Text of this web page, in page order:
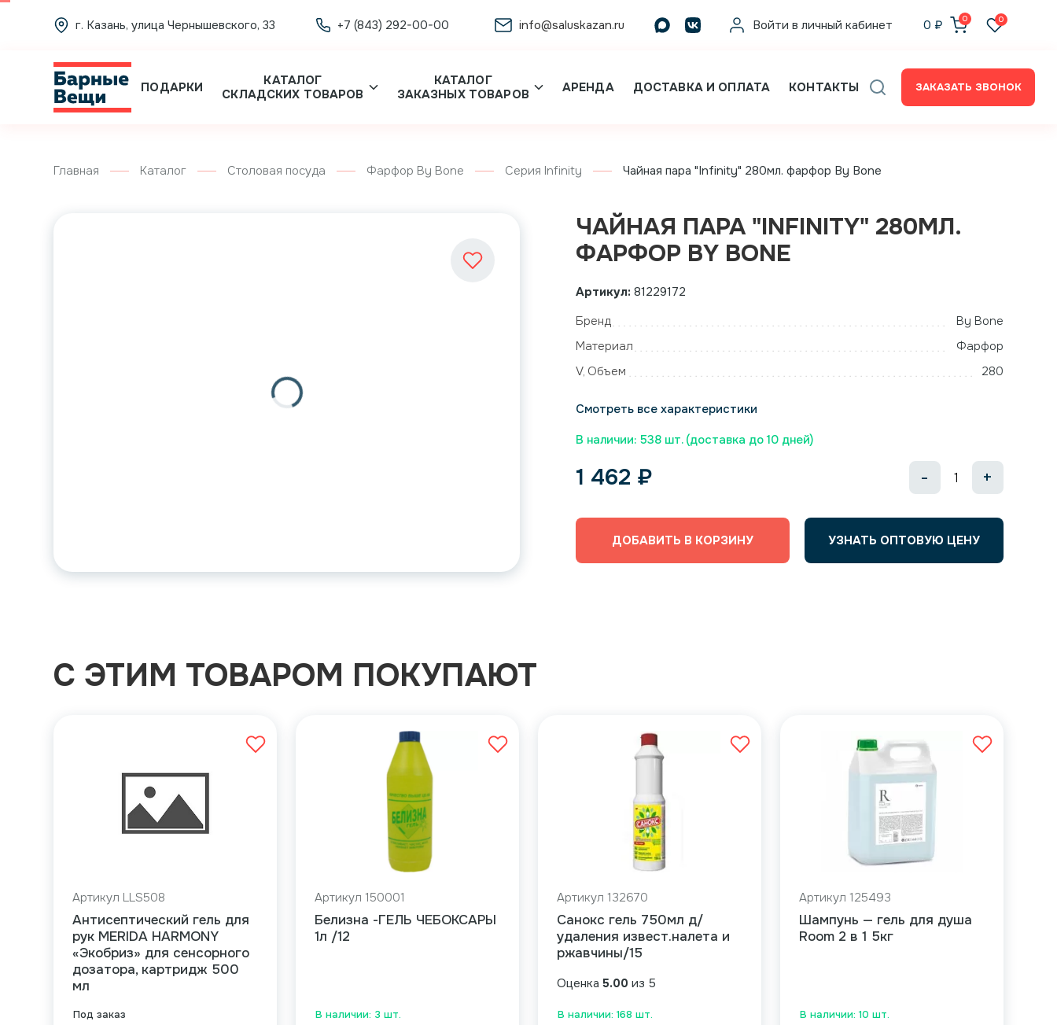
г. Казань, улица Чернышевского, 33 +7 (843) 292-00-00 info@saluskazan.ru Войти в личный кабинет 0 ₽ 0 0
ПОДАРКИ
КАТАЛОГ
СКЛАДСКИХ ТОВАРОВ
КАТАЛОГ
ЗАКАЗНЫХ ТОВАРОВ
АРЕНДА ДОСТАВКА И ОПЛАТА КОНТАКТЫ ЗАКАЗАТЬ ЗВОНОК
Главная Каталог Столовая посуда Фарфор By Bone Серия Infinity Чайная пара "Infinity" 280мл. фарфор By Bone
ЧАЙНАЯ ПАРА "INFINITY" 280МЛ.
ФАРФОР BY BONE
Артикул: 81229172
Бренд
By Bone
Материал
Фарфор
V, Объем
280
Смотреть все характеристики
В наличии: 538 шт. (доставка до 10 дней)
1 462 ₽ - +
ДОБАВИТЬ В КОРЗИНУ УЗНАТЬ ОПТОВУЮ ЦЕНУ
С ЭТИМ ТОВАРОМ ПОКУПАЮТ
Под заказ
Артикул LLS508
Антисептический гель для
рук MERIDA HARMONY
«Экобриз» для сенсорного
дозатора, картридж 500
мл
В наличии: 3 шт.
Артикул 150001
Белизна -ГЕЛЬ ЧЕБОКСАРЫ
1л /12
В наличии: 168 шт.
Артикул 132670
Санокс гель 750мл д/
удаления извест.налета и
ржавчины/15
Оценка 5.00 из 5
В наличии: 10 шт.
Артикул 125493
Шампунь — гель для душа
Room 2 в 1 5кг